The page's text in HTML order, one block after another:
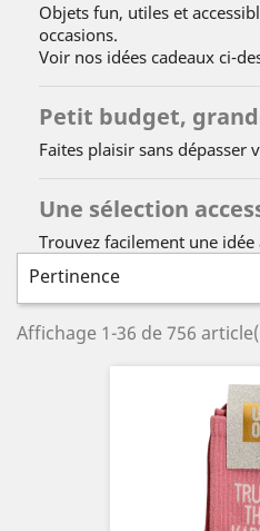
Objets fun, utiles et
occasions.
Voir nos idées cadeaux ci-
Petit budget,
Faites plaisir sans dépasser
Une sélection
Trouvez facilement une
Pertinence
Affichage 1-36 de 756